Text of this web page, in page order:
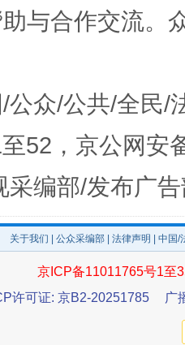
与合作交流。
公众/公共/全民/
52，京公网安
采编部/发布广
关于我们 公众采编部 法律声明 | 中国
京ICP备11011765号1至
许可证: 京B2-20251785
广